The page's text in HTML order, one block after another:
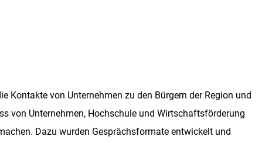
Kontakte von Unternehmen zu den Bürgern der Region und
von Unternehmen, Hochschule und Wirtschaftsförderung
Dazu wurden Gesprächsformate entwickelt und